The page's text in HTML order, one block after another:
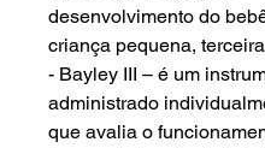
desenvolvimento do
criança pequena,
- Bayley III – é um
administrado
que avalia o